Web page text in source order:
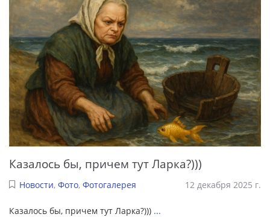
Казалось бы, причем тут Ларка?)))
Новости, Фото, Фотогалерея 12 декабря 2025 г.
Казалось бы, причем тут Ларка?))) ...